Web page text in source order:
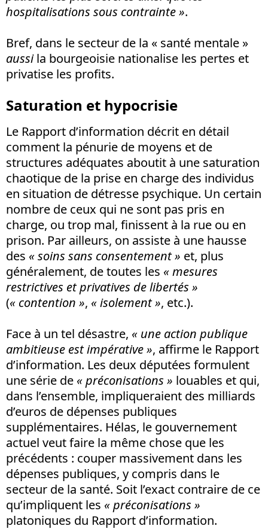
hospitalisations sous contrainte ».
Bref, dans le secteur de la « santé mentale »
aussila bourgeoisie nationalise les pertes et
privatise les profits.
Saturation et hypocrisie
Le Rapport d’information décrit en détail
comment la pénurie de moyens et de
structures adéquates aboutit à une saturation
chaotique de la prise en charge des individus
en situation de détresse psychique. Un certain
nombre de ceux qui ne sont pas pris en
charge, ou trop mal, finissent à la rue ou en
prison. Par ailleurs, on assiste à une hausse
des « soins sans consentement » et, plus
généralement, de toutes les « mesures
restrictives et privatives de libertés »
(« contention », « isolement », etc.).
Face à un tel désastre, « une action publique
ambitieuse est impérative », affirme le Rapport
d’information. Les deux députées formulent
une série de « préconisations » louables et qui,
dans l’ensemble, impliqueraient des milliards
d’euros de dépenses publiques
supplémentaires. Hélas, le gouvernement
actuel veut faire la même chose que les
précédents : couper massivement dans les
dépenses publiques, y compris dans le
secteur de la santé. Soit l’exact contraire de ce
qu’impliquent les « préconisations »
platoniques du Rapport d’information.